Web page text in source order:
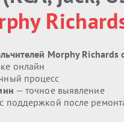
Morphy Richards
онлайн
процесс
— точное выявление
поддержкой после